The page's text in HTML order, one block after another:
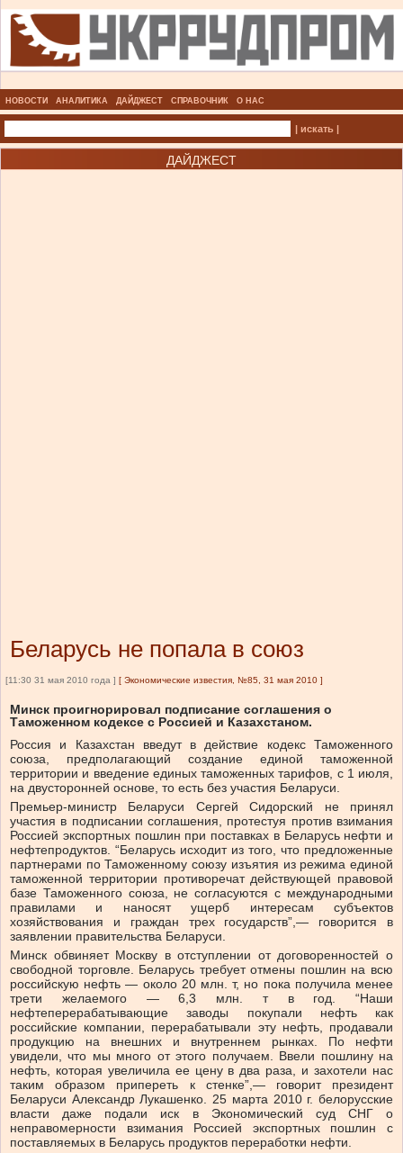
НОВОСТИ АНАЛИТИКА ДАЙДЖЕСТ СПРАВОЧНИК О НАС
| искать |
ДАЙДЖЕСТ
Беларусь не попала в союз
[11:30 31 мая 2010 года ] [ Экономические известия, №85, 31 мая 2010 ]
Минск проигнорировал подписание соглашения о
Таможенном кодексе с Россией и Казахстаном.
Россия и Казахстан введут в действие кодекс Таможенного
союза, предполагающий создание единой таможенной
территории и введение единых таможенных тарифов, с 1 июля,
на двусторонней основе, то есть без участия Беларуси.
Премьер-министр Беларуси Сергей Сидорский не принял
участия в подписании соглашения, протестуя против взимания
Россией экспортных пошлин при поставках в Беларусь нефти и
нефтепродуктов. “Беларусь исходит из того, что предложенные
партнерами по Таможенному союзу изъятия из режима единой
таможенной территории противоречат действующей правовой
базе Таможенного союза, не согласуются с международными
правилами и наносят ущерб интересам субъектов
хозяйствования и граждан трех государств”,— говорится в
заявлении правительства Беларуси.
Минск обвиняет Москву в отступлении от договоренностей о
свободной торговле. Беларусь требует отмены пошлин на всю
российскую нефть — около 20 млн. т, но пока получила менее
трети желаемого — 6,3 млн. т в год. “Наши
нефтеперерабатывающие заводы покупали нефть как
российские компании, перерабатывали эту нефть, продавали
продукцию на внешних и внутреннем рынках. По нефти
увидели, что мы много от этого получаем. Ввели пошлину на
нефть, которая увеличила ее цену в два раза, и захотели нас
таким образом припереть к стенке”,— говорит президент
Беларуси Александр Лукашенко. 25 марта 2010 г. белорусские
власти даже подали иск в Экономический суд СНГ о
неправомерности взимания Россией экспортных пошлин с
поставляемых в Беларусь продуктов переработки нефти.